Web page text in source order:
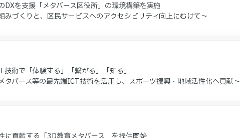
DXを支援「メタバース区役所」の環境構築を実施
みづくりと、区民サービスへのアクセシビリティ向上にむけて～
術で「体験する」「繋がる」「知る」
タバース等の最先端ICT技術を活用し、スポーツ振興・地域活性化へ貢献〜